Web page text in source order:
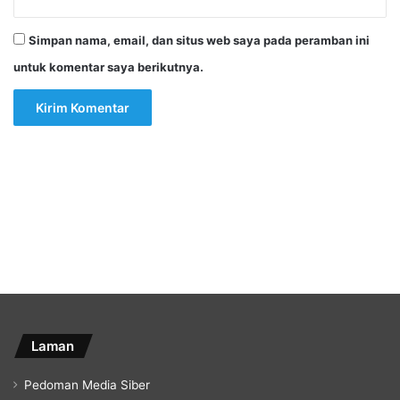
Simpan nama, email, dan situs web saya pada peramban ini
untuk komentar saya berikutnya.
Laman
Pedoman Media Siber